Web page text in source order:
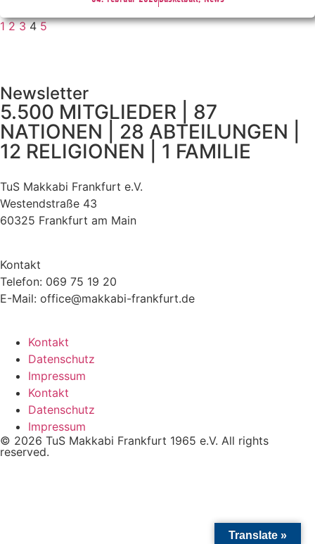
1 2 3 4 5
Newsletter
5.500 MITGLIEDER | 87
NATIONEN | 28 ABTEILUNGEN |
12 RELIGIONEN | 1 FAMILIE
TuS Makkabi Frankfurt e.V.
Westendstraße 43
60325 Frankfurt am Main
Kontakt
Telefon: 069 75 19 20
E-Mail: office@makkabi-frankfurt.de
Kontakt
Datenschutz
Impressum
Kontakt
Datenschutz
Impressum
© 2026 TuS Makkabi Frankfurt 1965 e.V. All rights
reserved.
Translate »